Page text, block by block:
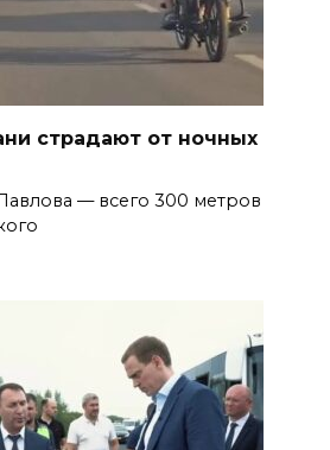
страдают от ночных
— всего 300 метров